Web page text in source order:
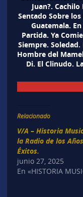
Juan?.
Sentado Sobre
Guatemala.
Partida. Ya
Siempre.
Hombre del
Di. El Clinudo.
Relacionado
V/A – Historia
la Radio de los
Éxitos.
junio 27, 2025
En «HISTORIA